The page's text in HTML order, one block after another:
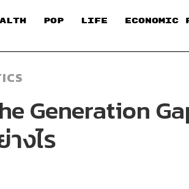
POP LIFE ECONOMIC
Generation
งไร